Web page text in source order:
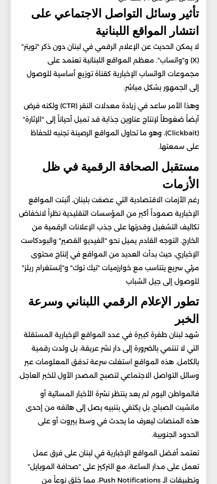
تأثير وسائل التواصل الاجتماعي على
انتشار المواقع اللبنانية
لا يمكن الحديث عن الإعلام الرقمي في لبنان دون ذكر "تويتر"
(X) و"واتساب". معظم المواقع اللبنانية تعتمد على
مجموعات الواتساب الإخبارية كقناة توزيع أساسية للوصول
إلى الجمهور بشكل مباشر.
وهذا الأمر ساعد في زيادة معدلات النقر (CTR) ولكنه فرض
أيضاً ضغوطاً لإنتاج عناوين جذابة قد تميل أحياناً إلى "الإثارة"
(Clickbait)، وهو ما تحاول المواقع الرصينة تجنبه للحفاظ
على سمعتها.
مستقبل الصحافة الرقمية في ظل
الأزمات
رغم الأزمات الاقتصادية التي عصفت بلبنان، أثبتت المواقع
الإخبارية صموداً أكبر من المؤسسات التقليدية نظراً لانخفاض
تكاليف التشغيل وقدرتها على جذب الإعلانات الرقمية من
الخارج. التوجه القادم يميل نحو "الفيديو القصير" والبودكاست
الإخباري، حيث بدأت العديد من المواقع في إنتاج محتوى
مرئي سريع يتناسب مع خوارزميات "تيك توك" و"إنستغرام ريلز"
للوصول إلى جيل الشباب
تطور الإعلام الرقمي اللبناني وسرعة
الخبر
شهد لبنان طفرة كبيرة في عدد المواقع الإخبارية المستقلة
التي لا تنتمي بالضرورة إلى دار نشر عريقة، بل ولدت رقمية
بالكامل. هذه المواقع استغلت سرعة تدفق المعلومات عبر
وسائل التواصل الاجتماعي لتصبح المصدر الأول للخبر العاجل.
فالمواطن اليوم لم يعد ينتظر نشرة الأخبار المسائية أو
مانشيت الصباح، بل يكتفي بتنبيه يصل إلى هاتفه من إحدى
هذه المنصات ليعرف ما يحدث في وسط بيروت أو على
الحدود الجنوبية.
تعتمد أفضل المواقع الإخبارية في لبنان على فرق عمل
تعمل على مدار الساعة، مع التركيز على "صحافة الموبايل"
وتطبيقات الـ Push Notifications، مما خلق نوعاً من